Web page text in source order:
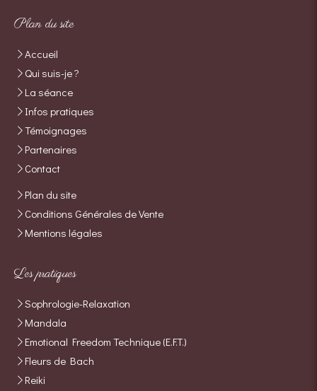
Plan du site
Accueil
Qui suis-je ?
La séance
Infos pratiques
Témoignages
Partenaires
Contact
Plan du site
Conditions Générales de Vente
Mentions légales
Les pratiques
Sophrologie-Relaxation
Mandala
Emotional Freedom Technique (E.F.T.)
Fleurs de Bach
Reiki